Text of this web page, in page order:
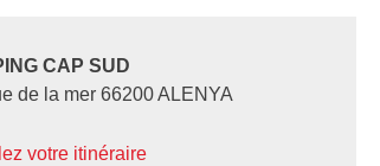
CAP SUD
de la mer 66200 ALENYA
votre itinéraire